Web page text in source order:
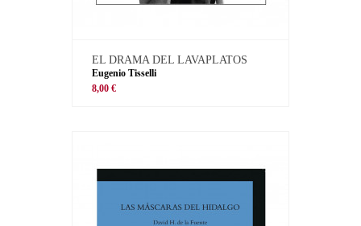
EL DRAMA DEL LAVAPLATOS
Eugenio Tisselli
8,00 €